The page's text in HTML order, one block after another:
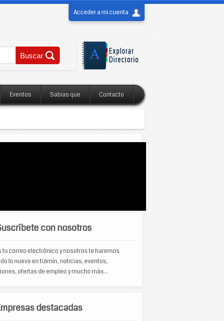
Acceder a mi cuenta
Eventos Sabias que Contacto
con nosotros
tu correo electrónico y nosotros te haremos
lo nuevo en tizimín, noticias, eventos,
ofertas de empleo y mucho más...
destacadas